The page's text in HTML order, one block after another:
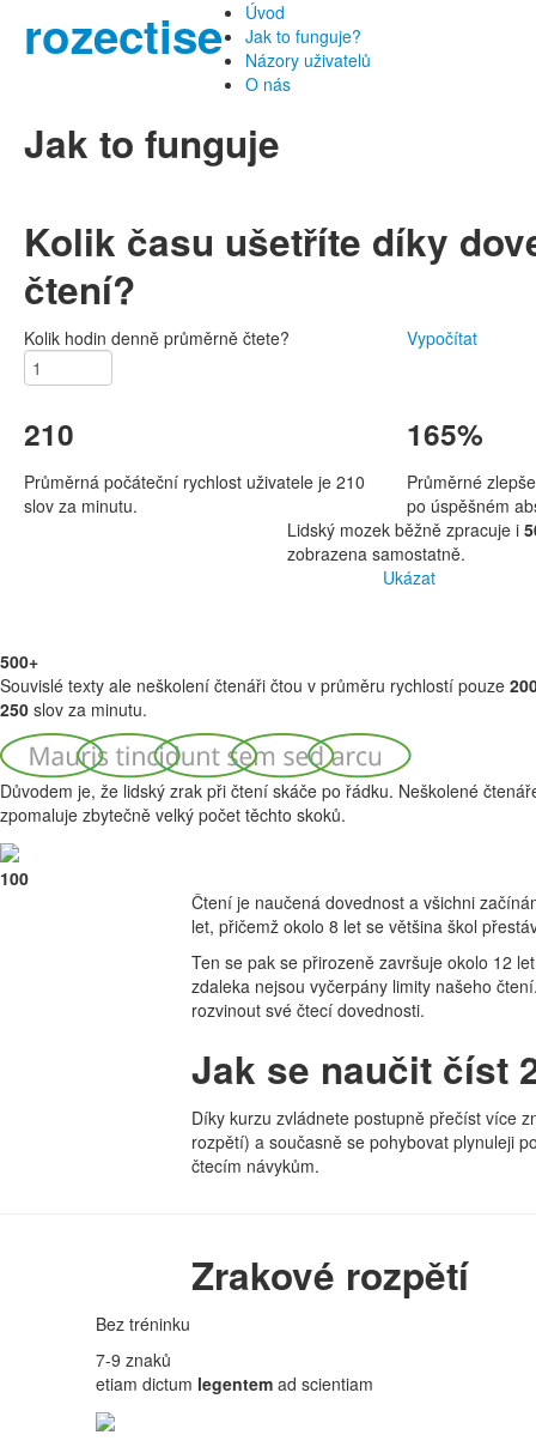
rozectise
Úvod
Jak to funguje?
Názory uživatelů
O nás
Jak to funguje
Kolik času ušetříte díky
čtení?
Kolik hodin denně průměrně čtete? Vypočítat
210
Průměrná počáteční rychlost uživatele je 210
slov za minutu.
165%
Průměrné
po úspěšném
Lidský mozek běžně zpracuje i
zobrazena samostatně.
Ukázat
500+
Souvislé texty ale neškolení čtenáři čtou v průměru rychlostí pouze
250 slov za minutu.
Důvodem je, že lidský zrak při čtení skáče po řádku. Neškolené
zpomaluje zbytečně velký počet těchto skoků.
100
Čtení je naučená dovednost a všichni
let, přičemž okolo 8 let se většina škol
Ten se pak se přirozeně završuje okolo 12
zdaleka nejsou vyčerpány limity našeho
rozvinout své čtecí dovednosti.
Jak se naučit číst
Díky kurzu zvládnete postupně přečíst více
rozpětí) a současně se pohybovat plynuleji
čtecím návykům.
Zrakové rozpětí
Bez tréninku
7-9 znaků
etiam dictum legentem ad scientiam